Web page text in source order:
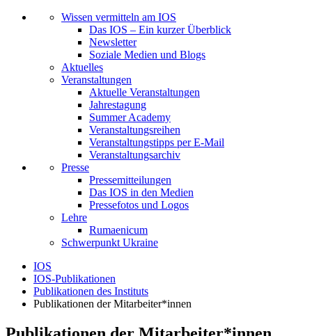
Wissen vermitteln am IOS
Das IOS – Ein kurzer Überblick
Newsletter
Soziale Medien und Blogs
Aktuelles
Veranstaltungen
Aktuelle Veranstaltungen
Jahrestagung
Summer Academy
Veranstaltungsreihen
Veranstaltungstipps per E-Mail
Veranstaltungsarchiv
Presse
Pressemitteilungen
Das IOS in den Medien
Pressefotos und Logos
Lehre
Rumaenicum
Schwerpunkt Ukraine
IOS
IOS-Publikationen
Publikationen des Instituts
Publikationen der Mitarbeiter*innen